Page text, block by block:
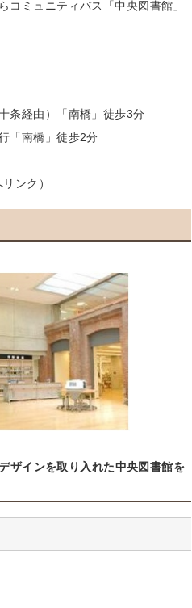
ミュニティバス「中央図書館」
条経由）「南橋」徒歩3分
「南橋」徒歩2分
ンク）
ザインを取り入れた中央図書館を